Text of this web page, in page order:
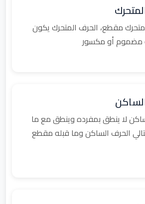
مقطع، الحرف المتحرك يكون
مضموم أو مكسور
لا ينطق بمفرده وينطق مع ما
الحرف الساكن وما قبله مقطع